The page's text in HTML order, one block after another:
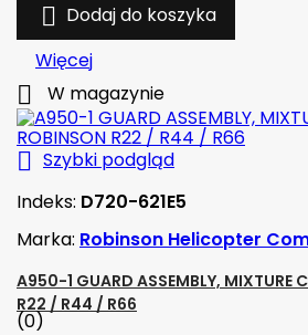
 Dodaj do koszyka
Więcej
 W magazynie
 Szybki podgląd
Indeks: D720-621E5
Marka: Robinson Helicopter
A950-1 GUARD ASSEMBLY, MIXTURE
R22 / R44 / R66
(0)